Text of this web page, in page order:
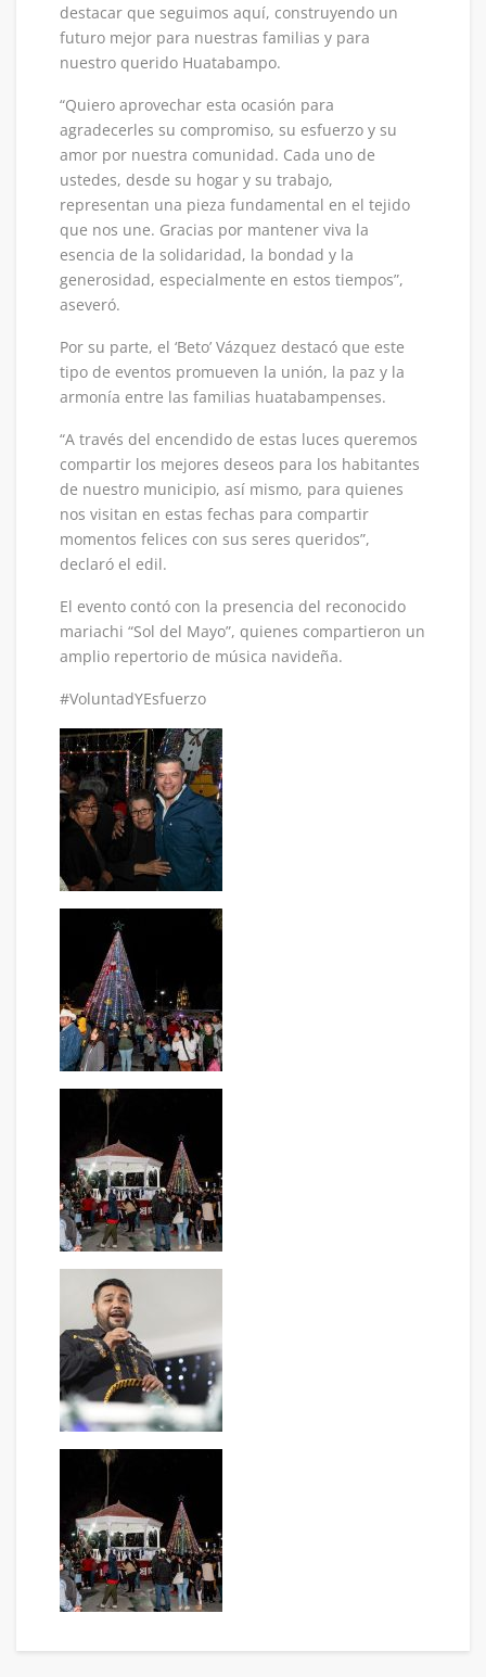
destacar que seguimos aquí, construyendo un
futuro mejor para nuestras familias y para
nuestro querido Huatabampo.
“Quiero aprovechar esta ocasión para
agradecerles su compromiso, su esfuerzo y su
amor por nuestra comunidad. Cada uno de
ustedes, desde su hogar y su trabajo,
representan una pieza fundamental en el tejido
que nos une. Gracias por mantener viva la
esencia de la solidaridad, la bondad y la
generosidad, especialmente en estos tiempos”,
aseveró.
Por su parte, el ‘Beto’ Vázquez destacó que este
tipo de eventos promueven la unión, la paz y la
armonía entre las familias huatabampenses.
“A través del encendido de estas luces queremos
compartir los mejores deseos para los habitantes
de nuestro municipio, así mismo, para quienes
nos visitan en estas fechas para compartir
momentos felices con sus seres queridos”,
declaró el edil.
El evento contó con la presencia del reconocido
mariachi “Sol del Mayo”, quienes compartieron un
amplio repertorio de música navideña.
#VoluntadYEsfuerzo